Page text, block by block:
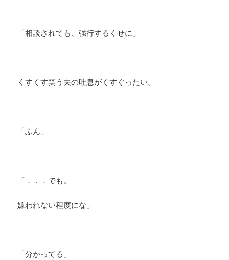
「相談されても、強行するくせに」
くすくす笑う夫の吐息がくすぐったい。
「ふん」
「．．．でも。
嫌われない程度にな」
「分かってる」